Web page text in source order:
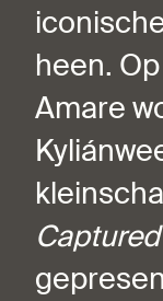
heen.
Amare